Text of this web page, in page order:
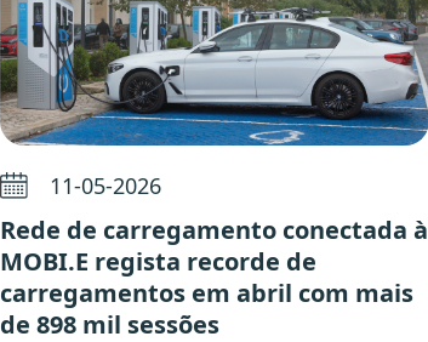
11-05-2026
Rede de carregamento conectada à
MOBI.E regista recorde de
carregamentos em abril com mais
de 898 mil sessões